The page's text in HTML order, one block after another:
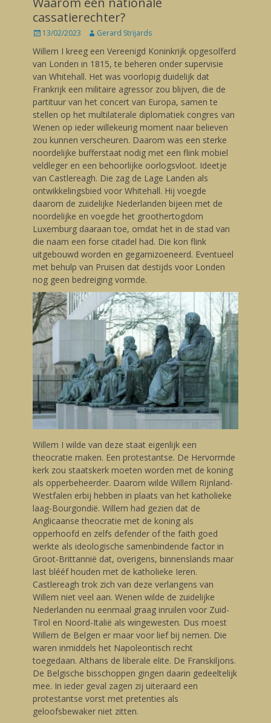
cassatierechter?
Posted
13/02/2023 Author
Gerard Strijards
Willem I kreeg een Vereenigd Koninkrijk opgesolferd
van Londen in 1815, te beheren onder supervisie
van Whitehall. Het was voorlopig duidelijk dat
Frankrijk een militaire agressor zou blijven, die de
partituur van het concert van Europa, samen te
stellen op het multilaterale diplomatiek congres van
Wenen op ieder willekeurig moment naar believen
zou kunnen verscheuren. Daarom was een sterke
noordelijke bufferstaat nodig met een flink mobiel
veldleger en een behoorlijke oorlogsvloot. Ideetje
van Castlereagh. Die zag de Lage Landen als
ontwikkelingsbied voor Whitehall. Hij voegde
daarom de zuidelijke Nederlanden bijeen met de
noordelijke en voegde het groothertogdom
Luxemburg daaraan toe, omdat het in de stad van
die naam een forse citadel had. Die kon flink
uitgebouwd worden en gegarnizoeneerd. Eventueel
met behulp van Pruisen dat destijds voor Londen
nog geen bedreiging vormde.
Willem I wilde van deze staat eigenlijk een
theocratie maken. Een protestantse. De Hervormde
kerk zou staatskerk moeten worden met de koning
als opperbeheerder. Daarom wilde Willem Rijnland-
Westfalen erbij hebben in plaats van het katholieke
laag-Bourgondië. Willem had gezien dat de
Anglicaanse theocratie met de koning als
opperhoofd en zelfs defender of the faith goed
werkte als ideologische samenbindende factor in
Groot-Brittannië dat, overigens, binnenslands maar
last blééf houden met de katholieke Ieren.
Castlereagh trok zich van deze verlangens van
Willem niet veel aan. Wenen wilde de zuidelijke
Nederlanden nu eenmaal graag inruilen voor Zuid-
Tirol en Noord-Italië als wingewesten. Dus moest
Willem de Belgen er maar voor lief bij nemen. Die
waren inmiddels het Napoleontisch recht
toegedaan. Althans de liberale elite. De Franskiljons.
De Belgische bisschoppen gingen daarin gedeeltelijk
mee. In ieder geval zagen zij uiteraard een
protestantse vorst met pretenties als
geloofsbewaker niet zitten.